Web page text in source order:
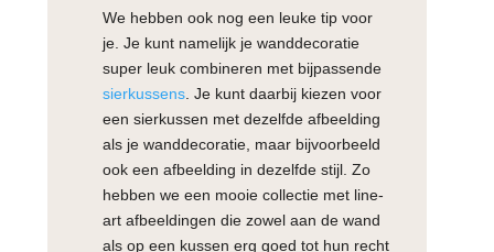
We hebben ook nog een leuke tip voor
je. Je kunt namelijk je wanddecoratie
super leuk combineren met bijpassende
sierkussens. Je kunt daarbij kiezen voor
een sierkussen met dezelfde afbeelding
als je wanddecoratie, maar bijvoorbeeld
ook een afbeelding in dezelfde stijl. Zo
hebben we een mooie collectie met line-
art afbeeldingen die zowel aan de wand
als op een kussen erg goed tot hun recht